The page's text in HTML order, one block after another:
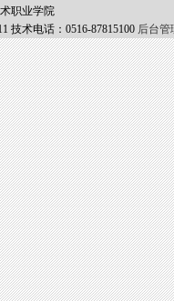
职业学院
技术电话：0516-87815100 后台管